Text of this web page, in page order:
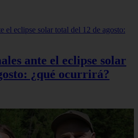
ante el eclipse solar
¿qué ocurrirá?